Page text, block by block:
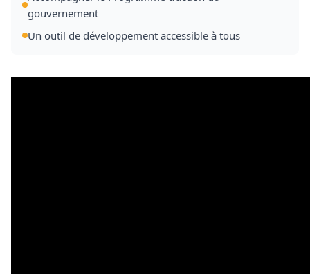
gouvernement
Un outil de développement accessible à tous